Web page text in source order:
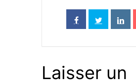
Laisser un